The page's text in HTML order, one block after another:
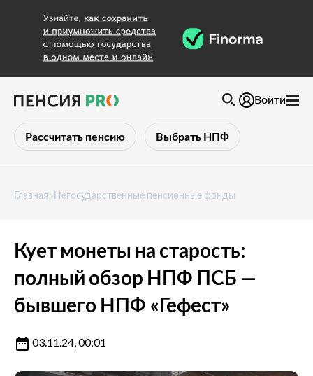
Рассчитать пенсию Выбрать НПФ
Войти
Главная Негосударственные пенсионные фонды
Кует монеты на старость:
полный обзор НПФ ПСБ —
бывшего НПФ «Гефест»
03.11.24, 00:01